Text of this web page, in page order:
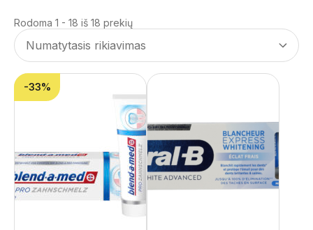
Rodoma 1 - 18 iš 18 prekių
-33%